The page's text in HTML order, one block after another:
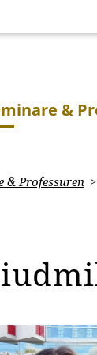
&
& Professuren